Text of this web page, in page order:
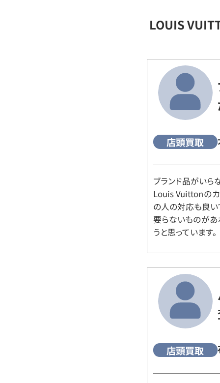
LOUIS
店頭買取
ブランド品がいら
Louis Vuittonの
の人の対応も良い
要らないものがあ
うと思っています。
店頭買取